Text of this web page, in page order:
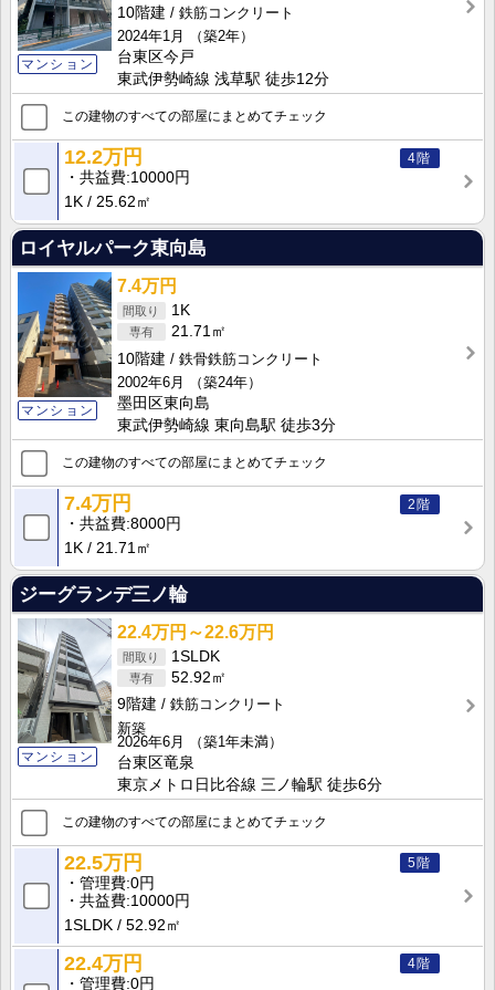
マンション
10階建
鉄筋コンクリート
2024年1月
（築2年）
台東区今戸
東武伊勢崎線 浅草駅 徒歩12分
この建物のすべての部屋にまとめてチェック
4階
12.2万円
共益費 10000円
1K
25.62㎡
ロイヤルパーク東向島
マンション
7.4万円
1K
21.71㎡
10階建
鉄骨鉄筋コンクリート
2002年6月
（築24年）
墨田区東向島
東武伊勢崎線 東向島駅 徒歩3分
この建物のすべての部屋にまとめてチェック
2階
7.4万円
共益費 8000円
1K
21.71㎡
ジーグランデ三ノ輪
マンション
22.4万円～22.6万円
1SLDK
52.92㎡
9階建
鉄筋コンクリート
新築
2026年6月
（築1年未満）
台東区竜泉
東京メトロ日比谷線 三ノ輪駅 徒歩6分
この建物のすべての部屋にまとめてチェック
5階
22.5万円
管理費 0円
共益費 10000円
1SLDK
52.92㎡
4階
22.4万円
管理費 0円